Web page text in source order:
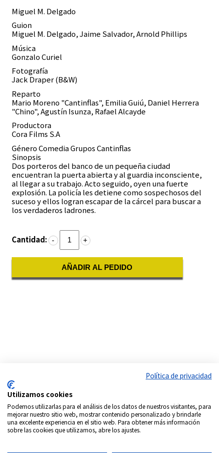
Miguel M. Delgado
Guion
Miguel M. Delgado, Jaime Salvador, Arnold Phillips
Música
Gonzalo Curiel
Fotografía
Jack Draper (B&W)
Reparto
Mario Moreno "Cantinflas", Emilia Guiú, Daniel Herrera
"Chino", Agustín Isunza, Rafael Alcayde
Productora
Cora Films S.A
Género Comedia Grupos Cantinflas
Sinopsis
Dos porteros del banco de un pequeña ciudad
encuentran la puerta abierta y al guardia inconsciente,
al llegar a su trabajo. Acto seguido, oyen una fuerte
explosión. La policía les detiene como sospechosos del
suceso y ellos logran escapar de la cárcel para buscar a
los verdaderos ladrones.
Cantidad: - +
AÑADIR AL PEDIDO
Política de privacidad
Utilizamos cookies
Podemos utilizarlas para el análisis de los datos de nuestros visitantes, para
mejorar nuestro sitio web, mostrar contenido personalizado y brindarle
una excelente experiencia en el sitio web. Para obtener más información
sobre las cookies que utilizamos, abre los ajustes.